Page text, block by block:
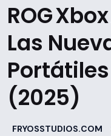
ROG
Las
Portátiles
(2025)
FRYOSSTUDIOS.COM